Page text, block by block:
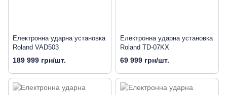
Електронна ударна установка
Roland VAD503
189 999 грн/шт.
Електронна ударна установка
Roland TD-07KX
69 999 грн/шт.